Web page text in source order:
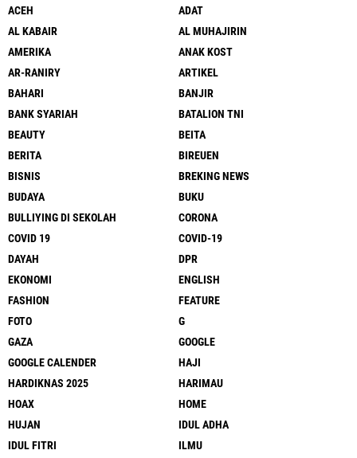
ACEH
ADAT
AL KABAIR
AL MUHAJIRIN
AMERIKA
ANAK KOST
AR-RANIRY
ARTIKEL
BAHARI
BANJIR
BANK SYARIAH
BATALION TNI
BEAUTY
BEITA
BERITA
BIREUEN
BISNIS
BREKING NEWS
BUDAYA
BUKU
BULLIYING DI SEKOLAH
CORONA
COVID 19
COVID-19
DAYAH
DPR
EKONOMI
ENGLISH
FASHION
FEATURE
FOTO
G
GAZA
GOOGLE
GOOGLE CALENDER
HAJI
HARDIKNAS 2025
HARIMAU
HOAX
HOME
HUJAN
IDUL ADHA
IDUL FITRI
ILMU